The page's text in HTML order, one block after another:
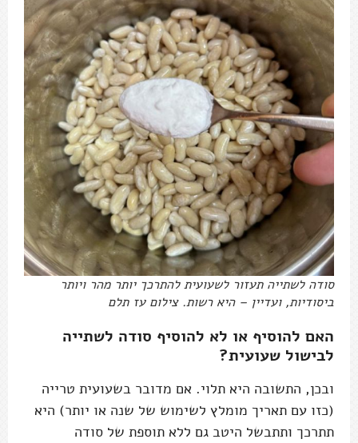
סודה לשתייה תעזור לשעועית להתרכך יותר מהר ויותר
ביסודיות, ועדיין – היא רשות. צילום עז תלם
האם להוסיף או לא להוסיף סודה לשתייה
לבישול שעועית?
ובכן, התשובה היא תלוי. אם מדובר בשעועית טרייה
(כזו עם תאריך מומלץ לשימוש של שנה או יותר) היא
תתרכך ותתבשל היטב גם ללא תוספת של סודה